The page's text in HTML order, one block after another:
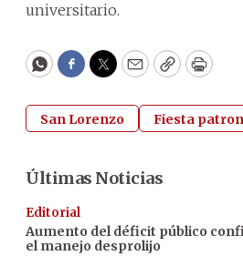
universitario.
WhatsApp
Facebook
Twitter
EmailCopyPrint
San Lorenzo Fiesta
Últimas Noticias
Editorial
Aumento del déficit público
el manejo desprolijo